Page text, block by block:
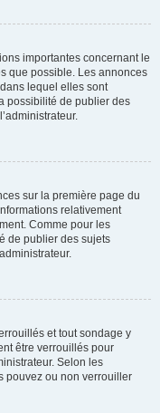
importantes concernant le
que possible. Les annonces
lequel elles sont
possibilité de publier des
sur la première page du
relativement
Comme pour les
de publier des sujets
et tout sondage y
être verrouillés pour
Selon les
pouvez ou non verrouiller